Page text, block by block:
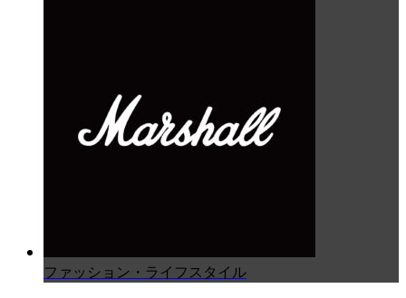
ファッション・ライフスタイル